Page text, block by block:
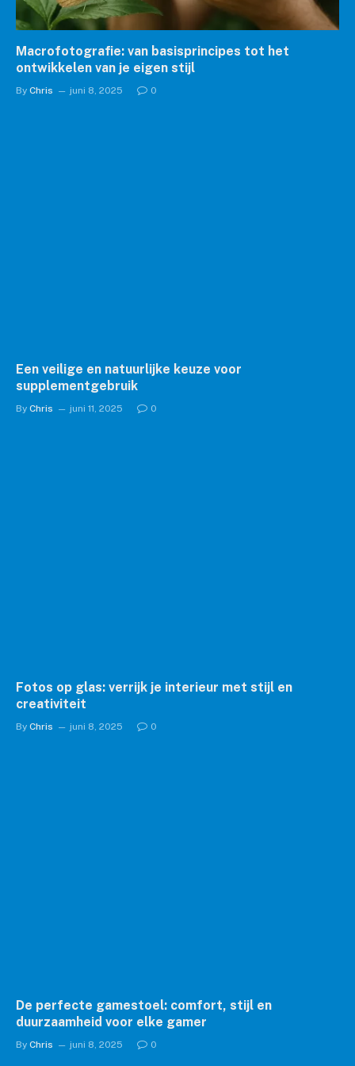
Macrofotografie: van basisprincipes tot het
ontwikkelen van je eigen stijl
By Chris juni 8, 2025 0
Een veilige en natuurlijke keuze voor
supplementgebruik
By Chris juni 11, 2025 0
Fotos op glas: verrijk je interieur met stijl en
creativiteit
By Chris juni 8, 2025 0
De perfecte gamestoel: comfort, stijl en
duurzaamheid voor elke gamer
By Chris juni 8, 2025 0